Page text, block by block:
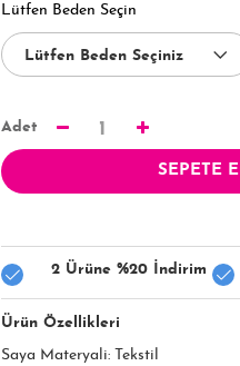
Lütfen Beden Seçin
Adet 1
SEPETE
2 Ürüne %20 İndirim
Ürün Özellikleri
Saya Materyali: Tekstil